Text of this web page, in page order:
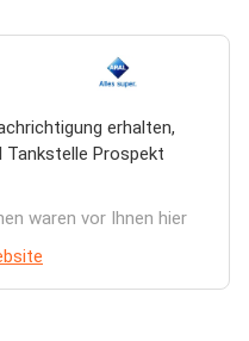
erhalten,
Tankstelle Prospekt
waren vor Ihnen hier